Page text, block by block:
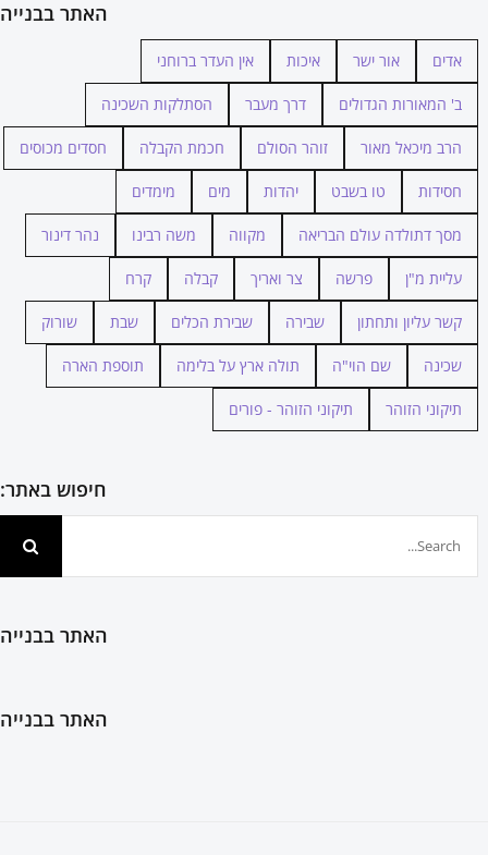
האתר בבנייה
אדים אור ישר איכות אין העדר ברוחני
ב' המאורות הגדולים דרך מעבר הסתלקות השכינה
הרב מיכאל מאור זוהר הסולם חכמת הקבלה חסדים מכוסים
חסידות טו בשבט יהדות מים מימדים
מסך דתולדה עולם הבריאה מקווה משה רבינו נהר דינור
עליית מ"ן פרשה צר ואריך קבלה קרח
קשר עליון ותחתון שבירה שבירת הכלים שבת שורוק
שכינה שם הוי"ה תולה ארץ על בלימה תוספת הארה
תיקוני הזוהר תיקוני הזוהר - פורים
חיפוש באתר:
האתר בבנייה
האתר בבנייה